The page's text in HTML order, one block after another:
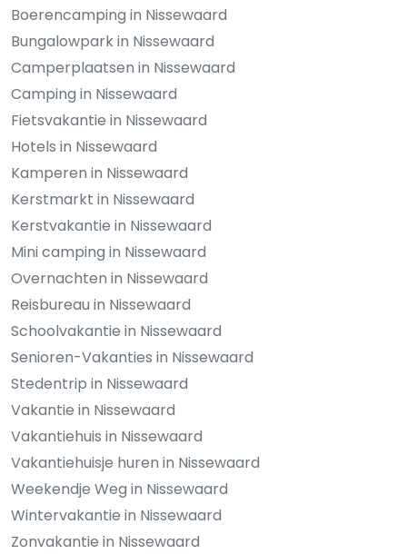
Boerencamping in Nissewaard
Bungalowpark in Nissewaard
Camperplaatsen in Nissewaard
Camping in Nissewaard
Fietsvakantie in Nissewaard
Hotels in Nissewaard
Kamperen in Nissewaard
Kerstmarkt in Nissewaard
Kerstvakantie in Nissewaard
Mini camping in Nissewaard
Overnachten in Nissewaard
Reisbureau in Nissewaard
Schoolvakantie in Nissewaard
Senioren-Vakanties in Nissewaard
Stedentrip in Nissewaard
Vakantie in Nissewaard
Vakantiehuis in Nissewaard
Vakantiehuisje huren in Nissewaard
Weekendje Weg in Nissewaard
Wintervakantie in Nissewaard
Zonvakantie in Nissewaard